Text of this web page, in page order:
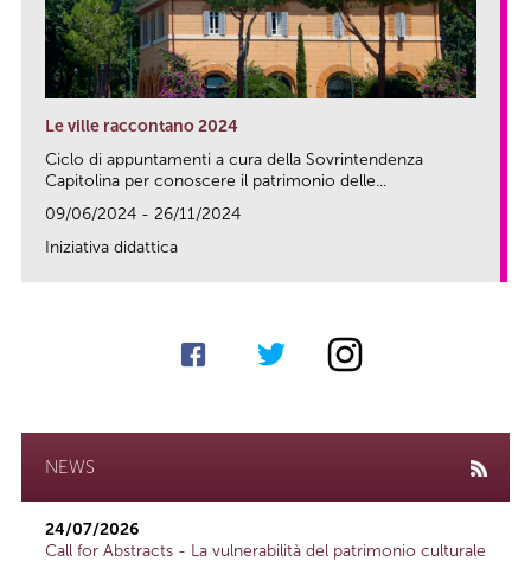
Le ville raccontano 2024
Ciclo di appuntamenti a cura della Sovrintendenza
Capitolina per conoscere il patrimonio delle...
09/06/2024 - 26/11/2024
Iniziativa didattica
NEWS
24/07/2026
Call for Abstracts - La vulnerabilità del patrimonio culturale